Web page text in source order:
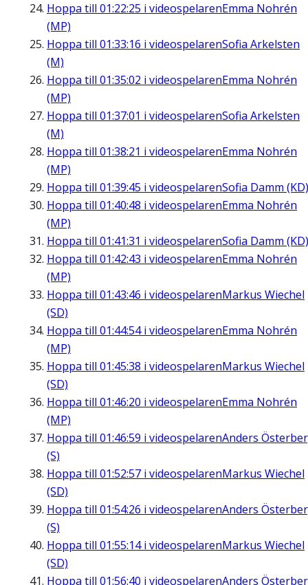
Hoppa till 01:22:25 i videospelarenEmma Nohrén
(MP)
Hoppa till 01:33:16 i videospelarenSofia Arkelsten
(M)
Hoppa till 01:35:02 i videospelarenEmma Nohrén
(MP)
Hoppa till 01:37:01 i videospelarenSofia Arkelsten
(M)
Hoppa till 01:38:21 i videospelarenEmma Nohrén
(MP)
Hoppa till 01:39:45 i videospelarenSofia Damm (KD)
Hoppa till 01:40:48 i videospelarenEmma Nohrén
(MP)
Hoppa till 01:41:31 i videospelarenSofia Damm (KD)
Hoppa till 01:42:43 i videospelarenEmma Nohrén
(MP)
Hoppa till 01:43:46 i videospelarenMarkus Wiechel
(SD)
Hoppa till 01:44:54i videospelarenEmma Nohrén
(MP)
Hoppa till 01:45:38 i videospelarenMarkus Wiechel
(SD)
Hoppa till 01:46:20 i videospelarenEmma Nohrén
(MP)
Hoppa till 01:46:59 i videospelarenAnders
(S)
Hoppa till 01:52:57 i videospelarenMarkus Wiechel
(SD)
Hoppa till 01:54:26 i videospelarenAnders
(S)
Hoppa till 01:55:14i videospelarenMarkus Wiechel
(SD)
Hoppa till 01:56:40 i videospelarenAnders